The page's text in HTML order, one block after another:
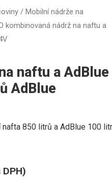
/ Mobilní nádrže na
kombinovaná nádrž na naftu a
naftu a AdBlue
AdBlue
850 litrů a AdBlue 100